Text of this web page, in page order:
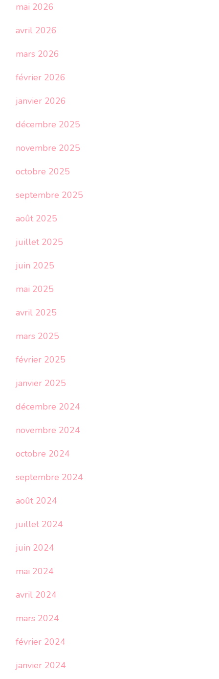
mai 2026
avril 2026
mars 2026
février 2026
janvier 2026
décembre 2025
novembre 2025
octobre 2025
septembre 2025
août 2025
juillet 2025
juin 2025
mai 2025
avril 2025
mars 2025
février 2025
janvier 2025
décembre 2024
novembre 2024
octobre 2024
septembre 2024
août 2024
juillet 2024
juin 2024
mai 2024
avril 2024
mars 2024
février 2024
janvier 2024